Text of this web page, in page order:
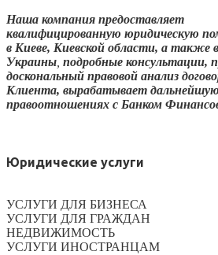
Наша компания предоставляет
квалифицированную юридическую
в Киеве, Киевской области, а также в
Украины подробные консультации,
доскональный правовой анализ
Клиента, вырабатывает
правоотношениях с Банком
Юридические услуги
УСЛУГИ ДЛЯ БИЗНЕСА
УСЛУГИ ДЛЯ ГРАЖДАН
НЕДВИЖИМОСТЬ
УСЛУГИ ИНОСТРАНЦАМ